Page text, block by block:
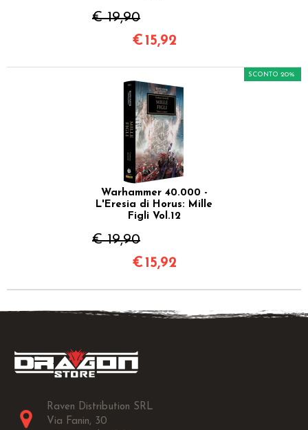
€ 19,90
€ 15,92
Warhammer 40.000 -
L'Eresia di Horus: Mille
Figli Vol.12
€ 19,90
SCONTO 20%
€ 15,92
Raven Distribution SRL
Via Fanin, 30